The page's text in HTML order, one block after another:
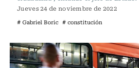
Jueves 24 de noviembre de 2022
# Gabriel Boric # constitución